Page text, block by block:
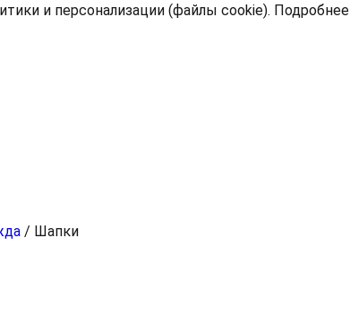
и персонализации (файлы cookie). Подробнее
/ Шапки